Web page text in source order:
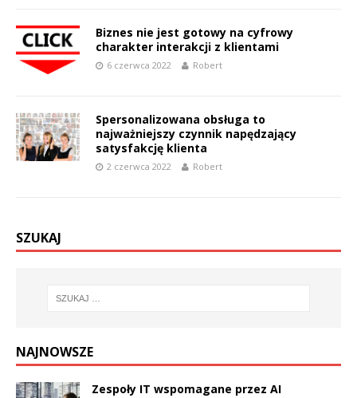
Biznes nie jest gotowy na cyfrowy
charakter interakcji z klientami
6 czerwca 2022 Robert
Spersonalizowana obsługa to
najważniejszy czynnik napędzający
satysfakcję klienta
2 czerwca 2022 Robert
SZUKAJ
NAJNOWSZE
Zespoły IT wspomagane przez AI